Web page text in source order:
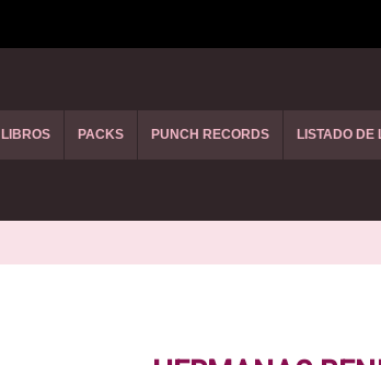
LIBROS PACKS PUNCH RECORDS LISTADO DE